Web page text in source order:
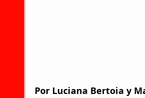
Por Luciana Bertoia y